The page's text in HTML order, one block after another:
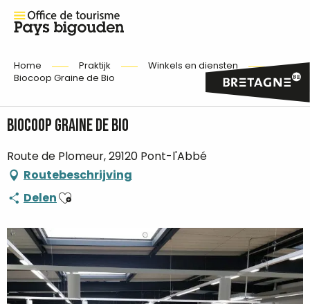
Home Praktijk
Winkels en diensten
Biocoop Graine de Bio
Biocoop Graine de Bio
Route de Plomeur, 29120 Pont-l'Abbé
Routebeschrijving
DelenAjouter aux favoris